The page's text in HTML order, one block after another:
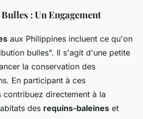
: Un Engagement
aux Philippines incluent ce qu'on
bulles". Il s'agit d'une petite
la conservation des
En participant à ces
contribuez directement à la
des requins-baleines et